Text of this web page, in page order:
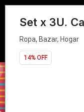
Ropa, Bazar, Hogar
Set x 3U.
Ropa, Bazar, Hogar
14% OFF